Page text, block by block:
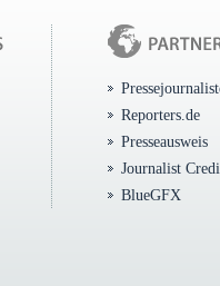
Reporters.de
Presseausweis
Journalist
BlueGFX